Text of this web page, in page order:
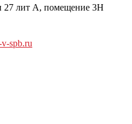
27 лит А, помещение 3Н
spb.ru